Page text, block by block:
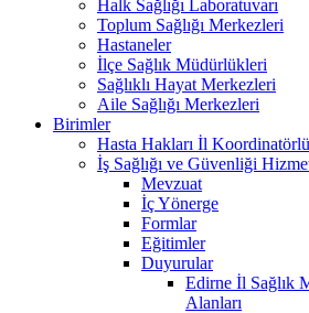
Halk Sağlığı Laboratuvarı
Toplum Sağlığı Merkezleri
Hastaneler
İlçe Sağlık Müdürlükleri
Sağlıklı Hayat Merkezleri
Aile Sağlığı Merkezleri
Birimler
Hasta Hakları İl
İş Sağlığı ve Güvenliği
Mevzuat
İç Yönerge
Formlar
Eğitimler
Duyurular
Edirne İl Sağlık
Alanları